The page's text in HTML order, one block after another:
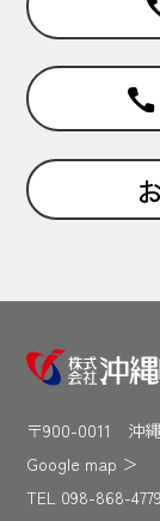
〒900-0011 沖
Google map ＞
TEL 098-868-